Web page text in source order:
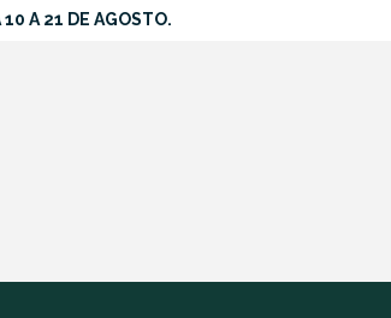
10 A 21 DE AGOSTO.SOBRE
CONTACTOS